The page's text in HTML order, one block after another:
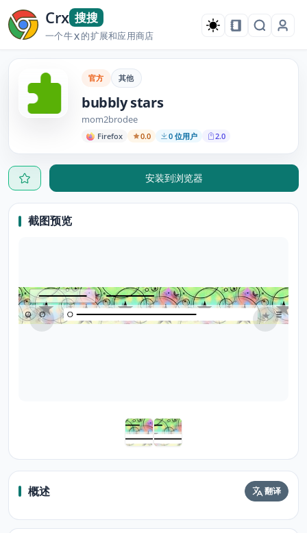
Crx 搜搜
一个牛X的扩展和应用商店
官方 其他
bubbly stars
mom2brodee
Firefox 0.0 0 位用户 2.0
安装到浏览器
截图预览
概述 翻译